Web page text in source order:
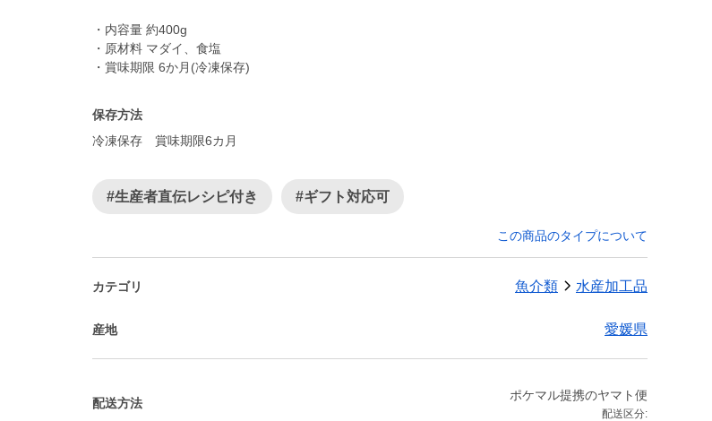
・内容量 約400g
・原材料 マダイ、食塩
・賞味期限 6か月(冷凍保存)
保存方法
冷凍保存 賞味期限6カ月
#生産者直伝レシピ付き #ギフト対応可
この商品のタイプについて
カテゴリ 魚介類 水産加工品
産地 愛媛県
配送方法
ポケマル提携のヤマト便
配送区分: